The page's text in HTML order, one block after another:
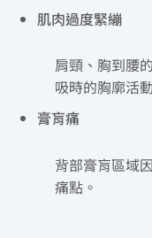
肌肉過度緊繃
肩頸、胸到腰
吸時的胸廓活
膏肓痛
背部膏肓區域
痛點。